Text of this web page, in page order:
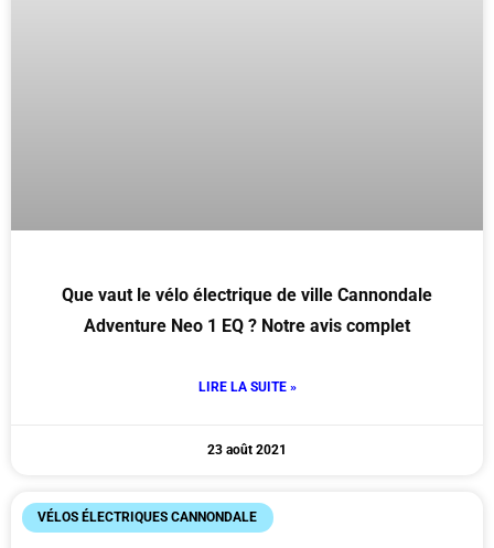
Que vaut le vélo électrique de ville Cannondale
Adventure Neo 1 EQ ? Notre avis complet
LIRE LA SUITE »
23 août 2021
VÉLOS ÉLECTRIQUES CANNONDALE